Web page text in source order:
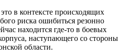
в контексте происходящих
риска ошибиться резонно
находится где-то в боевых
наступающего со стороны
области.